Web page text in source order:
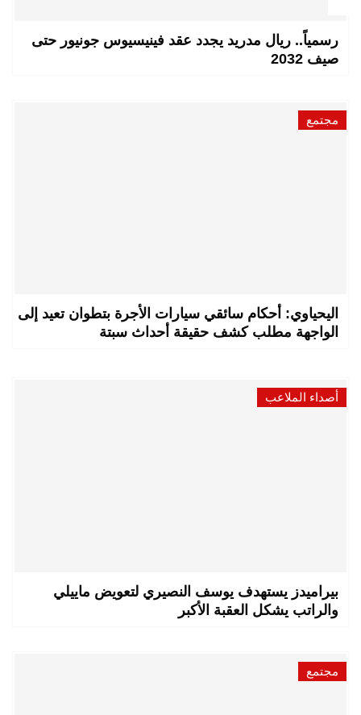
رسمياً.. ريال مدريد يجدد عقد فينيسيوس جونيور حتى
صيف 2032
مجتمع
اليحياوي: أحكام سائقي سيارات الأجرة بتطوان تعيد إلى
الواجهة مطلب كشف حقيقة أحداث سبتة
أصداء الملاعب
بيراميدز يستهدف يوسف النصيري لتعويض ماييلي
والراتب يشكل العقبة الأكبر
مجتمع